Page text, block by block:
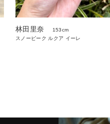
林田里奈
153cm
スノーピーク ルクア イーレ